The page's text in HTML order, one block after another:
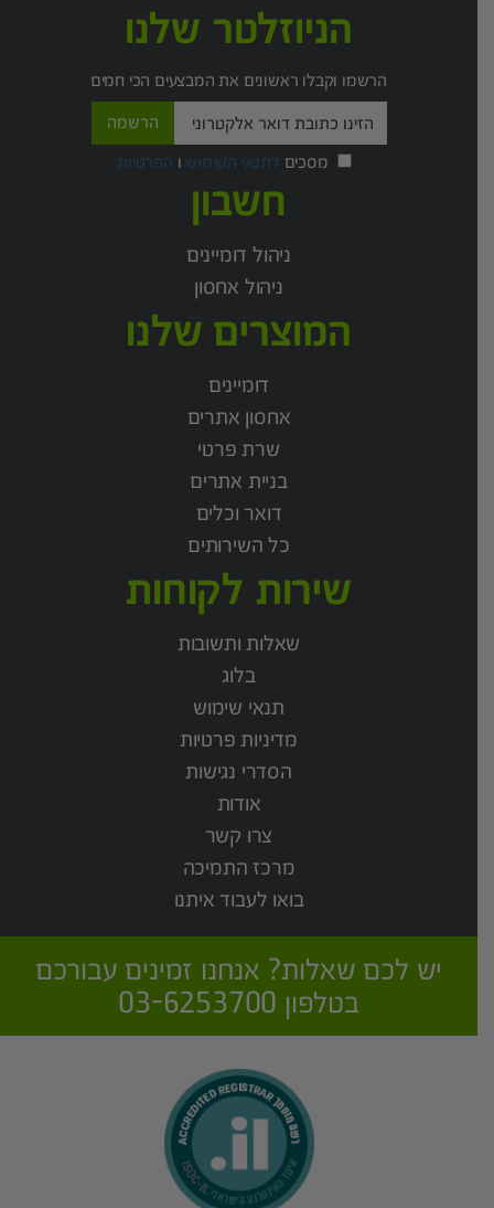
הניוזלטר שלנו
הרשמו וקבלו ראשונים את המבצעים הכי חמים
מסכים לתנאי השימוש ו הפרטיות
חשבון
ניהול דומיינים
ניהול אחסון
המוצרים שלנו
דומיינים
אחסון אתרים
שרת פרטי
בניית אתרים
דואר וכלים
כל השירותים
שירות לקוחות
שאלות ותשובות
בלוג
תנאי שימוש
מדיניות פרטיות
הסדרי נגישות
אודות
צרו קשר
מרכז התמיכה
בואו לעבוד איתנו
יש לכם שאלות? אנחנו זמינים עבורכם
בטלפון 03-6253700